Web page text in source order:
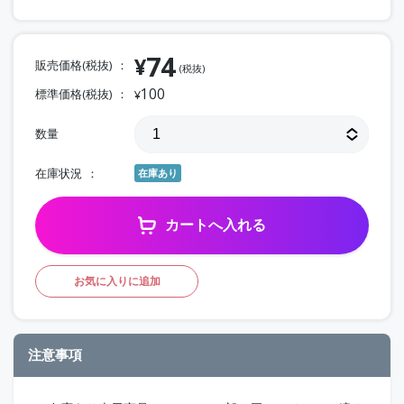
販売価格(税抜) ¥74 (税抜)
標準価格(税抜) ¥100
数量
在庫状況 在庫あり
カートへ入れる
お気に入りに追加
注意事項